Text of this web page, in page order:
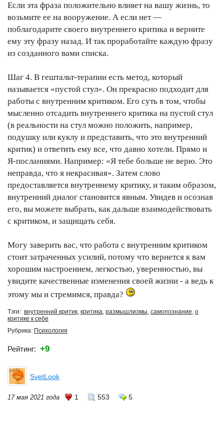
Если эта фраза положительно влияет на вашу жизнь, то
возьмите ее на вооружение. А если нет —
поблагодарите своего внутреннего критика и верните
ему эту фразу назад. И так проработайте каждую фразу
из созданного вами списка.
Шаг 4. В гештальт-терапии есть метод, который
называется «пустой стул». Он прекрасно подходит для
работы с внутренним критиком. Его суть в том, чтобы
мысленно отсадить внутреннего критика на пустой стул
(в реальности на стул можно положить, например,
подушку или куклу и представить, что это внутренний
критик) и ответить ему все, что давно хотели. Прямо и
Я-посланиями. Например: «Я тебе больше не верю. Это
неправда, что я некрасивая». Затем слово
предоставляется внутреннему критику, и таким образом,
внутренний диалог становится явным. Увидев и осознав
его, вы можете выбрать, как дальше взаимодействовать
с критиком, и защищать себя.
Могу заверить вас, что работа с внутренним критиком
стоит затраченных усилий, потому что вернется к вам
хорошим настроением, легкостью, уверенностью, вы
увидите качественные изменения своей жизни - а ведь к
этому мы и стремимся, правда?
Тэги: внутренний критик, критика, размышлизмы, самопознание, о
критике к себе
Рубрика: Психология
Рейтинг: +9
SvetLook
17 мая 2021 года 1 553 5